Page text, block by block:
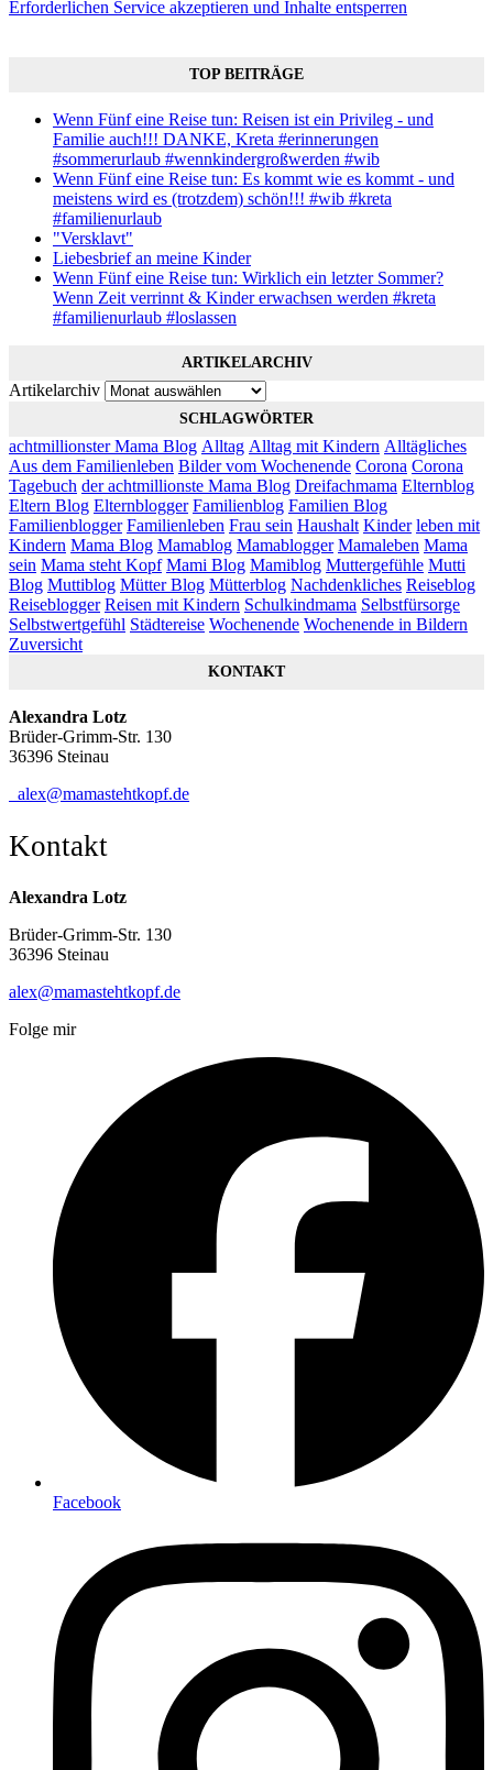
Erforderlichen Service akzeptieren und Inhalte entsperren
TOP BEITRÄGE
Wenn Fünf eine Reise tun: Reisen ist ein Privileg - und
Familie auch!!! DANKE, Kreta #erinnerungen
#sommerurlaub #wennkindergroßwerden #wib
Wenn Fünf eine Reise tun: Es kommt wie es kommt - und
meistens wird es (trotzdem) schön!!! #wib #kreta
#familienurlaub
"Versklavt"
Liebesbrief an meine Kinder
Wenn Fünf eine Reise tun: Wirklich ein letzter Sommer?
Wenn Zeit verrinnt & Kinder erwachsen werden #kreta
#familienurlaub #loslassen
ARTIKELARCHIV
Artikelarchiv
SCHLAGWÖRTER
achtmillionster Mama Blog Alltag Alltag mit Kindern Alltägliches
Aus dem Familienleben Bilder vom Wochenende Corona Corona
Tagebuch der achtmillionste Mama Blog Dreifachmama Elternblog
Eltern Blog Elternblogger Familienblog Familien Blog
Familienblogger Familienleben Frau sein Haushalt Kinder leben mit
Kindern Mama Blog Mamablog Mamablogger Mamaleben Mama
sein Mama steht Kopf Mami Blog Mamiblog Muttergefühle Mutti
Blog Muttiblog Mütter Blog Mütterblog Nachdenkliches Reiseblog
Reiseblogger Reisen mit Kindern Schulkindmama Selbstfürsorge
Selbstwertgefühl Städtereise Wochenende Wochenende in Bildern
Zuversicht
KONTAKT
Alexandra Lotz
Brüder-Grimm-Str. 130
36396 Steinau
alex@mamastehtkopf.de
Kontakt
Alexandra Lotz
Brüder-Grimm-Str. 130
36396 Steinau
alex@mamastehtkopf.de
Folge mir
Facebook